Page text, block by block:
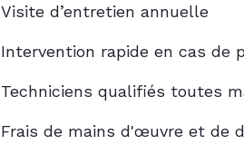
Visite d’entretien annuelle
Intervention rapide en cas de
Techniciens qualifiés toutes
Frais de mains d'œuvre et de